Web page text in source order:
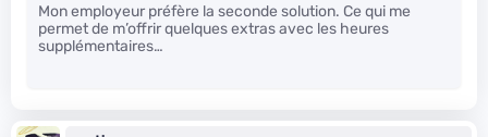
Mon employeur préfère la seconde solution. Ce qui me
permet de m’offrir quelques extras avec les heures
supplémentaires…